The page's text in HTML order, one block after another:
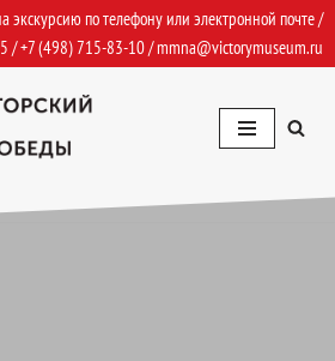
экскурсию по телефону или электронной почте /
/+7 (498) 715-83-10/mmna@victorymuseum.ru